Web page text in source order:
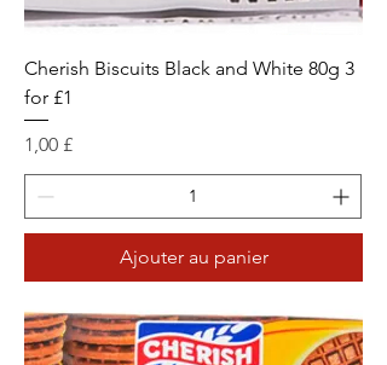
Cherish Biscuits Black and White 80g 3
for £1
Prix
1,00 £
Ajouter au panier